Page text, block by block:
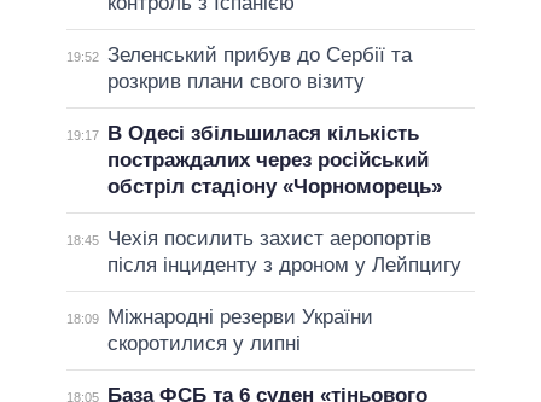
19:52 Зеленський прибув до Сербії та
розкрив плани свого візиту
19:17
В Одесі збільшилася кількість
постраждалих через російський
обстріл стадіону «Чорноморець»
18:45
Чехія посилить захист аеропортів
після інциденту з дроном у Лейпцигу
18:09
Міжнародні резерви України
скоротилися у липні
18:05
База ФСБ та 6 суден «тіньового